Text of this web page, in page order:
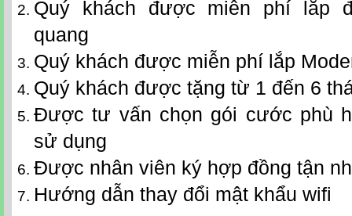
Quý khách được miễn phí lắp
quang
Quý khách được miễn phí lắp
Quý khách được tặng từ 1 đến 6
Được tư vấn chọn gói cước phù
sử dụng
Được nhân viên ký hợp đồng tận
Hướng dẫn thay đổi mật khẩu wifi